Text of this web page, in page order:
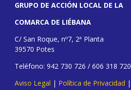
GRUPO DE ACCIÓN LOCAL DE LA
COMARCA DE LIÉBANA
C/ San Roque, nº7, 2ª Planta
39570 Potes
Teléfono: 942 730 726 / 606 318 720
Aviso Legal | Política de Privacidad |